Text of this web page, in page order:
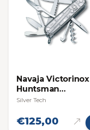
Navaja Victorinox
Huntsman
Multifuncional
Silver Tech
€125,00